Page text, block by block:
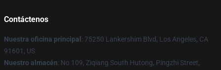
Contáctenos
Nuestra oficina principal : 75250 Lankershim Blvd, Los Angeles, CA
91601, US
Nuestro almacén: No 109, Ziqiang South Hutong, Pingzhi Street,